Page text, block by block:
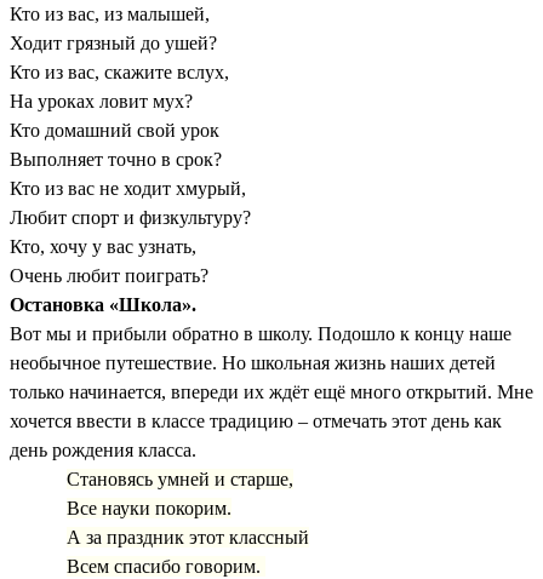
Кто из вас, из малышей,
Ходит грязный до ушей?
Кто из вас, скажите вслух,
На уроках ловит мух?
Кто домашний свой урок
Выполняет точно в срок?
Кто из вас не ходит хмурый,
Любит спорт и физкультуру?
Кто, хочу у вас узнать,
Очень любит поиграть?
Остановка «Школа».
Вот мы и прибыли обратно в школу. Подошло к концу наше
необычное путешествие. Но школьная жизнь наших детей
только начинается, впереди их ждёт ещё много открытий. Мне
хочется ввести в классе традицию – отмечать этот день как
день рождения класса.
Становясь умней и старше,
Все науки покорим.
А за праздник этот классный
Всем спасибо говорим.